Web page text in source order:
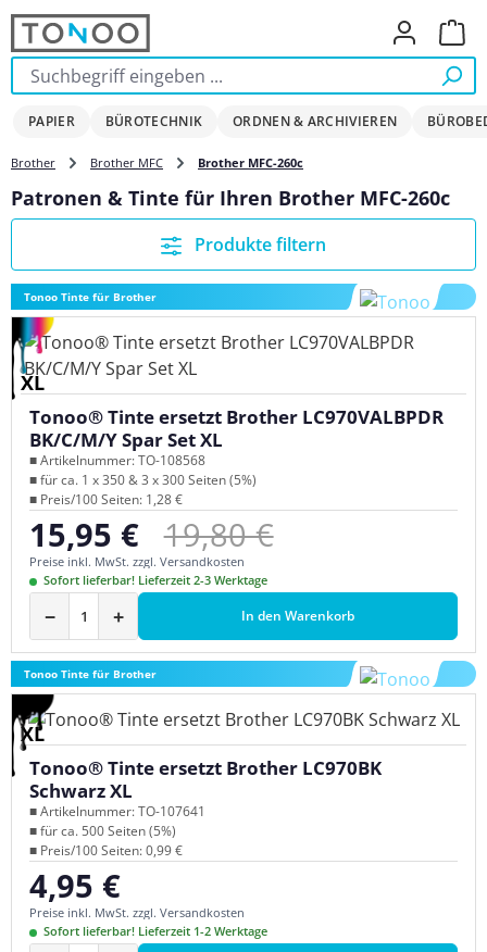
Zum Hauptinhalt springen
PAPIER BÜROTECHNIK ORDNEN & ARCHIVIEREN
Brother Brother MFC Brother MFC-260c
Patronen & Tinte für Ihren Brother MFC-260c
Produkte filtern
Tonoo Tinte für Brother
XL
Tonoo® Tinte ersetzt Brother LC970VALBPDR
BK/C/M/Y Spar Set XL
■ Artikelnummer: TO-108568
■ für ca. 1 x 350 & 3 x 300 Seiten (5%)
■ Preis/100 Seiten: 1,28 €
Verkaufspreis:
15,95 € Regulärer Preis:
19,80 €
Preise inkl. MwSt. zzgl. Versandkosten
Sofort lieferbar! Lieferzeit 2-3 Werktage
− + In den Warenkorb
Tonoo Tinte für Brother
XL
Tonoo® Tinte ersetzt Brother LC970BK
Schwarz XL
■ Artikelnummer: TO-107641
■ für ca. 500 Seiten (5%)
■ Preis/100 Seiten: 0,99 €
Regulärer Preis:
4,95 €
Preise inkl. MwSt. zzgl. Versandkosten
Sofort lieferbar! Lieferzeit 1-2 Werktage